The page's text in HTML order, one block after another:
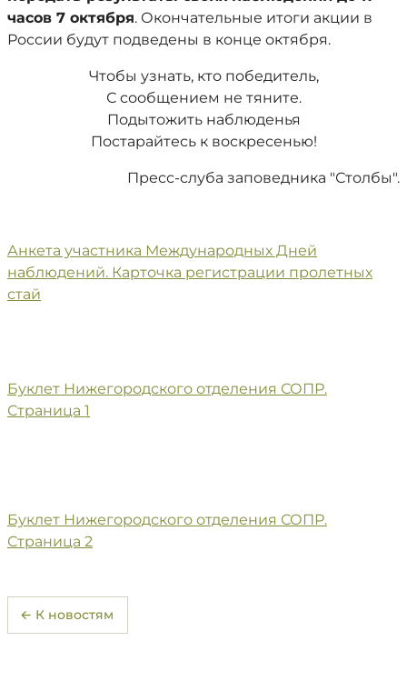
часов 7 октября. Окончательные итоги акции в
России будут подведены в конце октября.
Чтобы узнать, кто победитель,
С сообщением не тяните.
Подытожить наблюденья
Постарайтесь к воскресенью!
Пресс-слуба заповедника "Столбы".
Анкета участника Международных Дней
наблюдений. Карточка регистрации пролетных
стай
Буклет Нижегородского отделения СОПР.
Страница 1
Буклет Нижегородского отделения СОПР.
Страница 2
← К новостям